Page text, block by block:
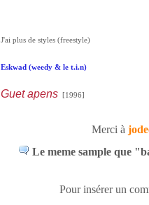
J'ai plus de styles (freestyle)
Eskwad (weedy & le t.i.n)
Guet apens[1996]
Merci à
Le meme sample que
Pour insérer un